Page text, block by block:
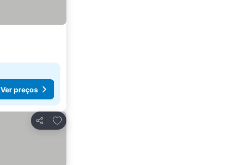
Ver preços
Partilhar
Adicionar aos favoritos